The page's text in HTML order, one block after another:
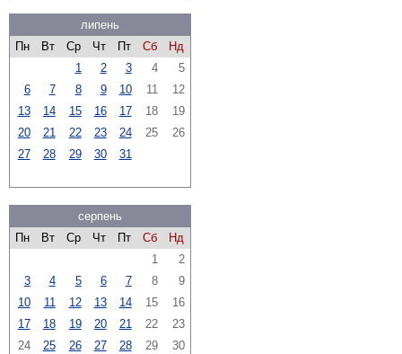
липень
Пн
Вт Ср Чт Пт Сб
Нд
1
2 3 4
5
6
7 8 9 10 11
12
13
14 15 16 17 18
19
20
21 22 23 24 25
26
27
28 29 30 31
серпень
Пн
Вт Ср Чт Пт Сб
Нд
1
2
3
4 5 6 7 8
9
10
11 12 13 14 15
16
17
18 19 20 21 22
23
24
25 26 27 28 29 30